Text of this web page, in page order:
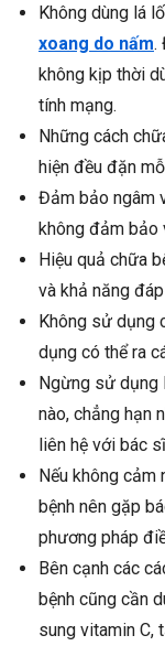
Không dùng lá
xoang do nấm.
không kịp thời
tính mạng.
Những cách
hiện đều đặn
Đảm bảo ngâm
không đảm bảo
Hiệu quả chữa
và khả năng
Không sử dụng
dụng có thể ra
Ngừng sử dụng
nào, chẳng hạn
liên hệ với bác
Nếu không cảm
bệnh nên gặp
phương pháp
Bên cạnh các
bệnh cũng cần
sung vitamin C,